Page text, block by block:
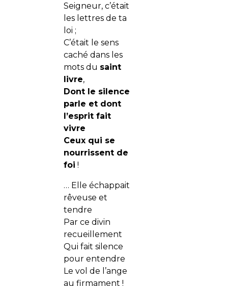
Seigneur, c’était
les lettres de ta
loi ;
C’était le sens
caché dans les
mots du saint
livre,
Dont le silence
parle et dont
l’esprit fait
vivre
Ceux qui se
nourrissent de
foi !
… Elle échappait
rêveuse et
tendre
Par ce divin
recueillement
Qui fait silence
pour entendre
Le vol de l’ange
au firmament !